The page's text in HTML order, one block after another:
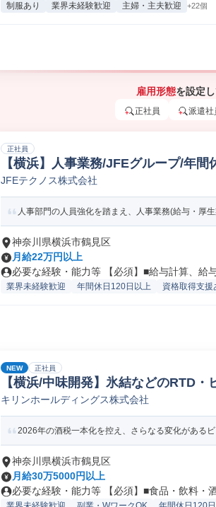
制服あり 業界未経験歓迎 主婦・主夫歓迎 +22個
雇用形態を設定
正社員 派遣社
正社員
【横浜】人事業務/JFEグループ/年
JFEテクノス株式会社
人事部門の人員強化を踏まえ、人事業務(給与・厚
神奈川県横浜市鶴見区
月給22万円以上
必要な経験・能力等 【必須】■給与計算、給
業界未経験歓迎 年間休日120日以上 資格取得支援
NEW 正社員
【横浜/中味開発】氷結などのRTD
品企画
キリンホールディングス株式会社
2026年の酒税一本化を控え、さらなる変化がある
神奈川県横浜市鶴見区
月給30万5000円以上
必要な経験・能力等 【必須】■食品・飲料・